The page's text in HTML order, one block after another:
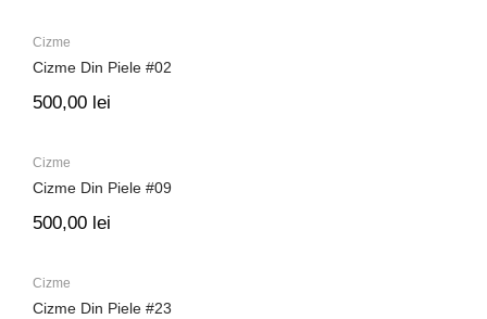
Cizme
Cizme Din Piele #02
500,00 lei
Cizme
Cizme Din Piele #09
500,00 lei
Cizme
Cizme Din Piele #23